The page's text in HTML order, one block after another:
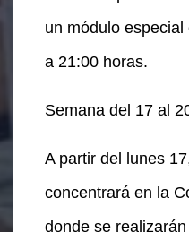
un módulo
a 21:00 horas.
Semana del 17 al
A partir del lunes
concentrará en la
donde se